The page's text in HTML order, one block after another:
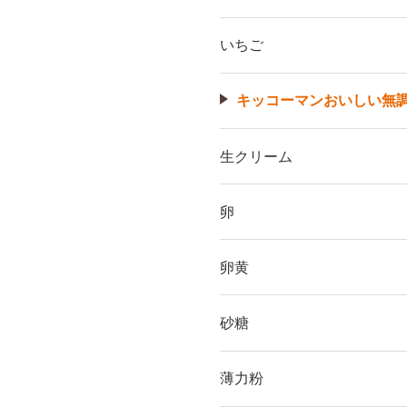
いちご
キッコーマンおいしい無
生クリーム
卵
卵黄
砂糖
薄力粉